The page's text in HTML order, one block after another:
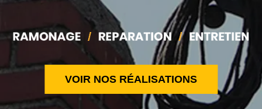
VOIR NOS RÉALISATIONS